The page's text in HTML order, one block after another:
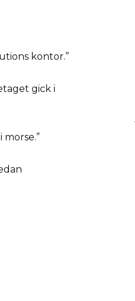
kontor.”
gick i